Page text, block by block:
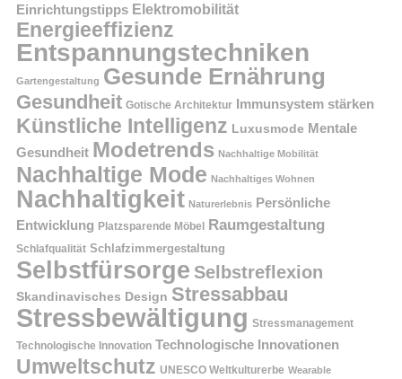
Einrichtungstipps Elektromobilität
Energieeffizienz
Entspannungstechniken
Gartengestaltung Gesunde Ernährung
Gesundheit Gotische Architektur Immunsystem stärken
Künstliche Intelligenz Luxusmode Mentale
Gesundheit Modetrends Nachhaltige Mobilität
Nachhaltige Mode Nachhaltiges Wohnen
Nachhaltigkeit Naturerlebnis Persönliche
Entwicklung Platzsparende Möbel Raumgestaltung
Schlafqualität Schlafzimmergestaltung
Selbstfürsorge Selbstreflexion
Skandinavisches Design Stressabbau
Stressbewältigung Stressmanagement
Technologische Innovation Technologische Innovationen
Umweltschutz UNESCO Weltkulturerbe Wearable